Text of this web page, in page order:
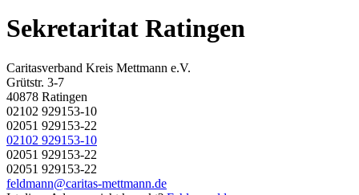
Sekretaritat Ratingen
Caritasverband Kreis Mettmann e.V.
Grütstr. 3-7
40878 Ratingen
02102 929153-10
02051 929153-22
02102 929153-10
02051 929153-22
02051 929153-22
feldmann@caritas-mettmann.de